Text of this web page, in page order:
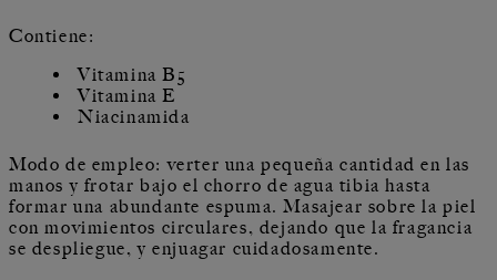
Contiene:
Vitamina B5
Vitamina E
Niacinamida
Modo de empleo: verter una pequeña cantidad en las
manos y frotar bajo el chorro de agua tibia hasta
formar una abundante espuma. Masajear sobre la piel
con movimientos circulares, dejando que la fragancia
se despliegue, y enjuagar cuidadosamente.